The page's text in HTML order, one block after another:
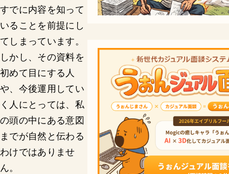
すでに内容を知って
いることを前提にし
てしまっています。
しかし、その資料を
初めて目にする人
や、今後運用してい
く人にとっては、私
の頭の中にある意図
までが自然と伝わる
わけではありませ
ん。